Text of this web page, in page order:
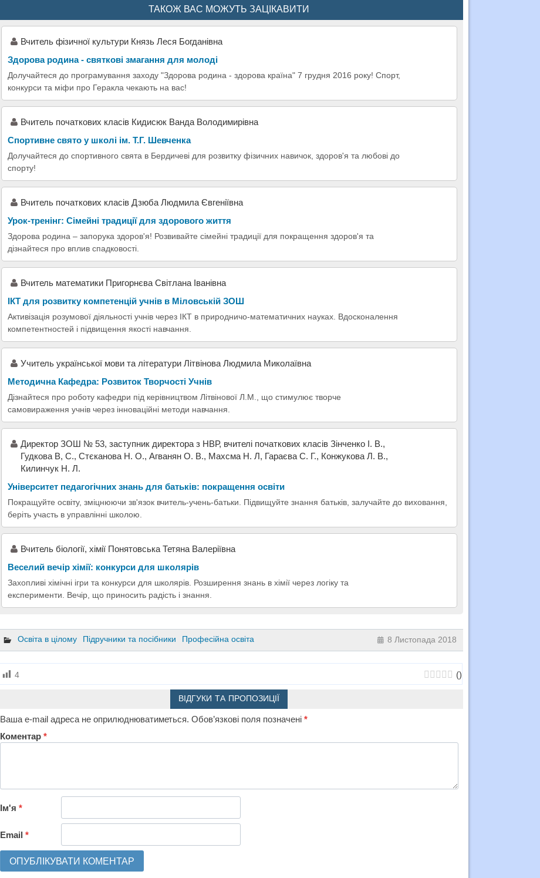
ТАКОЖ ВАС МОЖУТЬ ЗАЦІКАВИТИ
Вчитель фізичної культури Князь Леся Богданівна
Здорова родина - святкові змагання для молоді
Долучайтеся до програмування заходу "Здорова родина - здорова країна" 7 грудня 2016 року! Спорт,
конкурси та міфи про Геракла чекають на вас!
Вчитель початкових класів Кидисюк Ванда Володимирівна
Спортивне свято у школі ім. Т.Г. Шевченка
Долучайтеся до спортивного свята в Бердичеві для розвитку фізичних навичок, здоров'я та любові до
спорту!
Вчитель початкових класів Дзюба Людмила Євгеніївна
Урок-тренінг: Сімейні традиції для здорового життя
Здорова родина – запорука здоров'я! Розвивайте сімейні традиції для покращення здоров'я та
дізнайтеся про вплив спадковості.
Вчитель математики Пригорнєва Світлана Іванівна
ІКТ для розвитку компетенцій учнів в Міловській ЗОШ
Активізація розумової діяльності учнів через ІКТ в природничо-математичних науках. Вдосконалення
компетентностей і підвищення якості навчання.
Учитель української мови та літератури Літвінова Людмила Миколаївна
Методична Кафедра: Розвиток Творчості Учнів
Дізнайтеся про роботу кафедри під керівництвом Літвінової Л.М., що стимулює творче
самовираження учнів через інноваційні методи навчання.
Директор ЗОШ № 53, заступник директора з НВР, вчителі початкових класів Зінченко І. В.,
Гудкова В, С., Стєканова Н. О., Агванян О. В., Махсма Н. Л, Гараєва С. Г., Конжукова Л. В.,
Килинчук Н. Л.
Університет педагогічних знань для батьків: покращення освіти
Покращуйте освіту, зміцнюючи зв'язок вчитель-учень-батьки. Підвищуйте знання батьків, залучайте до виховання,
беріть участь в управлінні школою.
Вчитель біології, хімії Понятовська Тетяна Валеріївна
Веселий вечір хімії: конкурси для школярів
Захопливі хімічні ігри та конкурси для школярів. Розширення знань в хімії через логіку та
експерименти. Вечір, що приносить радість і знання.
Освіта в цілому Підручники та посібники Професійна освіта 8 Листопада 2018
4 ()
ВІДГУКИ ТА ПРОПОЗИЦІЇ
Ваша e-mail адреса не оприлюднюватиметься. Обов’язкові поля позначені *
Коментар *
Ім'я *
Email *